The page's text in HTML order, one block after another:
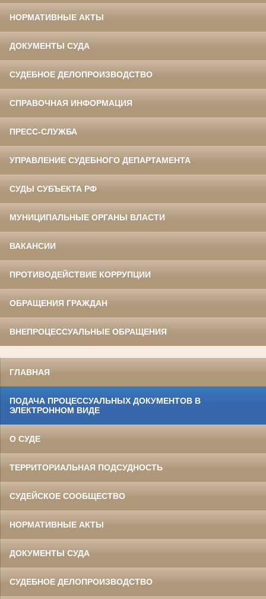
НОРМАТИВНЫЕ АКТЫ
ДОКУМЕНТЫ СУДА
СУДЕБНОЕ ДЕЛОПРОИЗВОДСТВО
СПРАВОЧНАЯ ИНФОРМАЦИЯ
ПРЕСС-СЛУЖБА
УПРАВЛЕНИЕ СУДЕБНОГО ДЕПАРТАМЕНТА
СУДЫ СУБЪЕКТА РФ
МУНИЦИПАЛЬНЫЕ ОРГАНЫ ВЛАСТИ
ВАКАНСИИ
ПРОТИВОДЕЙСТВИЕ КОРРУПЦИИ
ОБРАЩЕНИЯ ГРАЖДАН
ВНЕПРОЦЕССУАЛЬНЫЕ ОБРАЩЕНИЯ
ГЛАВНАЯ
ПОДАЧА ПРОЦЕССУАЛЬНЫХ ДОКУМЕНТОВ В
ЭЛЕКТРОННОМ ВИДЕ
О СУДЕ
ТЕРРИТОРИАЛЬНАЯ ПОДСУДНОСТЬ
СУДЕЙСКОЕ СООБЩЕСТВО
НОРМАТИВНЫЕ АКТЫ
ДОКУМЕНТЫ СУДА
СУДЕБНОЕ ДЕЛОПРОИЗВОДСТВО